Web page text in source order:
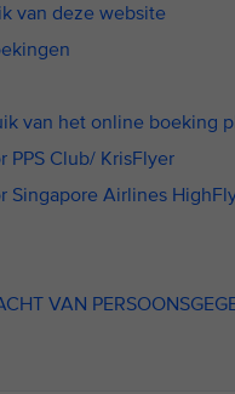
van deze website
van het online boeking
Club/ KrisFlyer
Singapore Airlines
VAN